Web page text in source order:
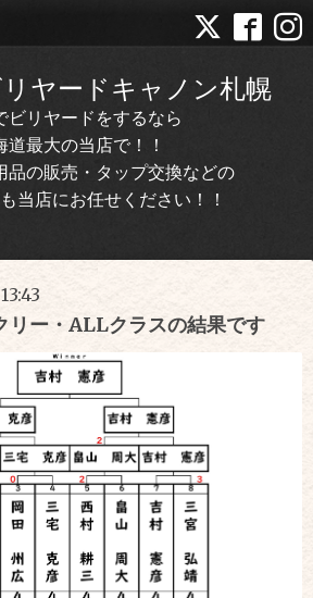
ヤードキャノン札幌
ビリヤードをするなら
道最大の当店で！！
品の販売・タップ交換などの
当店にお任せください！！
リー・ALLクラスの結果です